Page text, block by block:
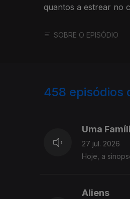
quantos a estrear no
SOBRE O EPISÓDIO
458 episódios
Uma
27 jul. 2026
Hoje, a
Aliens